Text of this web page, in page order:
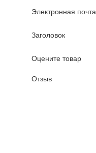
Электронная почта
Заголовок
Оцените товар
Отзыв